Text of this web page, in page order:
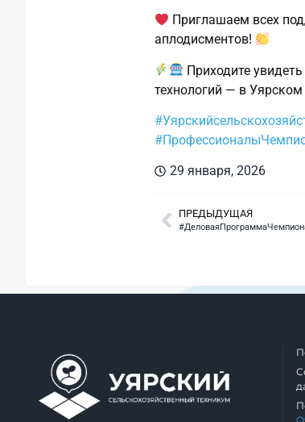
Приглашаем всех
аплодисментов!
Приходите
технологий — в
29 января, 2026
ПРЕДЫДУЩАЯ